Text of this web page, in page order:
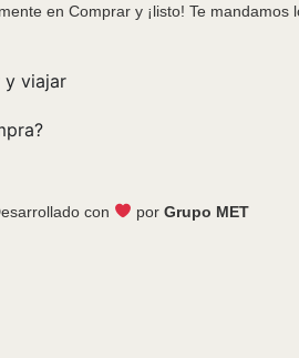
en Comprar y ¡listo! Te
y viajar
con por Grupo MET